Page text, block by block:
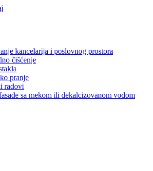
kancelarija i poslovnog prostora
čišćenje
pranje
radovi
sa mekom ili dekalcizovanom vodom